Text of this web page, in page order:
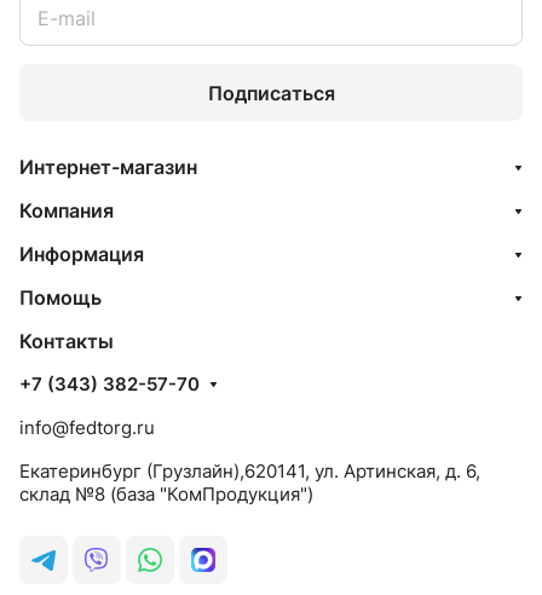
Подписаться
Интернет-магазин
Компания
Информация
Помощь
Контакты
+7 (343) 382-57-70
info@fedtorg.ru
Екатеринбург (Грузлайн),620141, ул. Артинская, д. 6,
склад №8 (база "КомПродукция")